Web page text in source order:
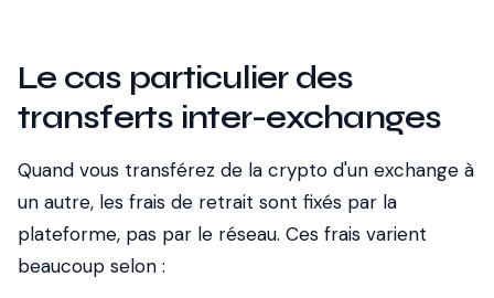
Le cas particulier des
transferts inter-exchanges
Quand vous transférez de la crypto d'un exchange à
un autre, les frais de retrait sont fixés par la
plateforme, pas par le réseau. Ces frais varient
beaucoup selon :